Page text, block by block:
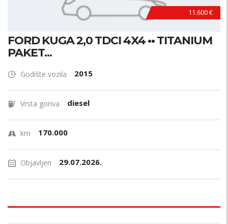
11.600 €
FORD KUGA 2,0 TDCI 4X4 •• TITANIUM
PAKET...
Godište vozila 2015
Vrsta goriva diesel
km 170.000
Objavljen 29.07.2026.